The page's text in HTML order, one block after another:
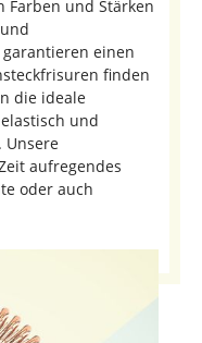
und Stärken
einen
finden
die ideale
und
Unsere
aufregendes
oder auch